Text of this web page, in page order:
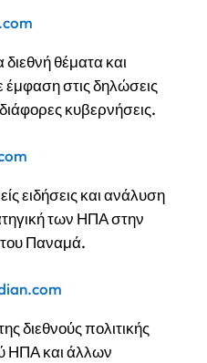
διεθνή θέματα και
έμφαση στις δηλώσεις
κυβερνήσεις.
ειδήσεις και ανάλυση
των ΗΠΑ στην
του Παναμά.
διεθνούς πολιτικής
ΗΠΑ και άλλων